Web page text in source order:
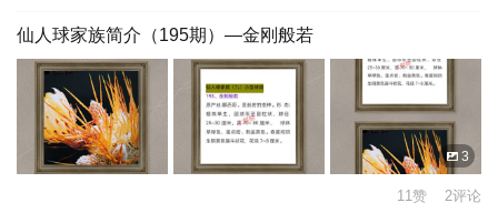
仙人球家族简介（195期）—金刚般若
3
11赞 2评论